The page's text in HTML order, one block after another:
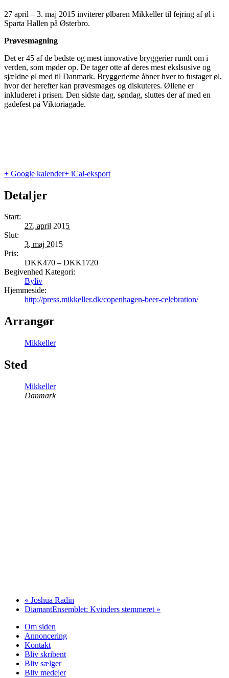
27 april – 3. maj 2015 inviterer ølbaren Mikkeller til fejring af øl i
Sparta Hallen på Østerbro.
Prøvesmagning
Det er 45 af de bedste og mest innovative bryggerier rundt om i
verden, som møder op. De tager otte af deres mest ekslsusive og
sjældne øl med til Danmark. Bryggerierne åbner hver to fustager øl,
hvor der herefter kan prøvesmages og diskuteres. Øllene er
inkluderet i prisen. Den sidste dag, søndag, sluttes der af med en
gadefest på Viktoriagade.
+ Google kalender+ iCal-eksport
Detaljer
Start:
27. april 2015
Slut:
3. maj 2015
Pris:
DKK470 – DKK1720
Begivenhed Kategori:
Byliv
Hjemmeside:
http://press.mikkeller.dk/copenhagen-beer-celebration/
Arrangør
Mikkeller
Sted
Mikkeller
Danmark
« Joshua Radin
DiamantEnsemblet: Kvinders stemmeret »
Om siden
Annoncering
Kontakt
Bliv skribent
Bliv sælger
Bliv medejer